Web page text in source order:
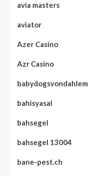
avia masters
aviator
Azer Casino
Azr Casino
babydogsvondahlem
bahisyasal
bahsegel
bahsegel 13004
bane-pest.ch